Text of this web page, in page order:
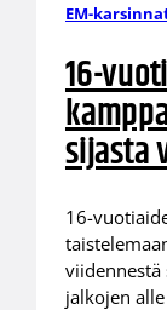
EM-
16-
sijasta
16-
viidennestä
jalkojen